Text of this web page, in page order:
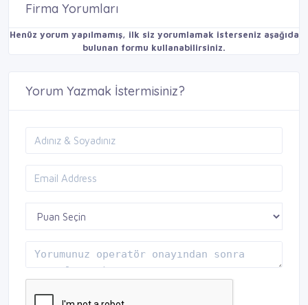
Firma Yorumları
Henüz yorum yapılmamış, ilk siz yorumlamak isterseniz aşağıda
bulunan formu kullanabilirsiniz.
Yorum Yazmak İstermisiniz?